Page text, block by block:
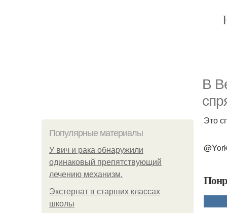
В
Популярные материалы
У вич и рака обнаружили
одинаковый препятствующий
лечению механизм.
Экстернат в старших классах
школы
Это